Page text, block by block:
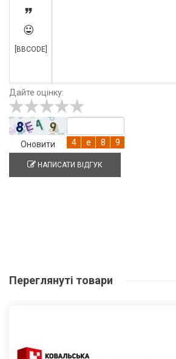


[BBCODE]
Дайте оцінку:
Оновити
НАПИСАТИ ВІДГУК
Переглянуті товари